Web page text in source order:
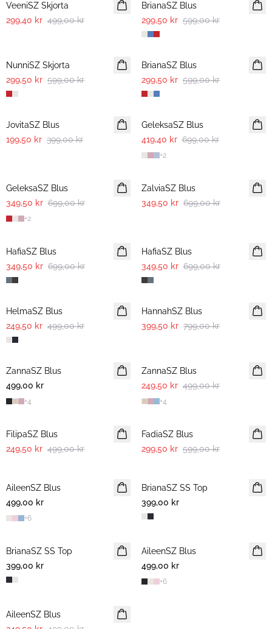
VeeniSZ Skjorta
299,40 kr 499,00 kr
BrianaSZ Blus
299,50 kr 599,00 kr
NunniSZ Skjorta
299,50 kr 599,00 kr
-50%
BrianaSZ Blus
299,50 kr 599,00 kr
-50%
JovitaSZ Blus
199,50 kr 399,00 kr
-40%
GeleksaSZ Blus
419,40 kr 699,00 kr
+2
GeleksaSZ Blus
349,50 kr 699,00 kr
+2
ZalviaSZ Blus
349,50 kr 699,00 kr
HafiaSZ Blus
349,50 kr 699,00 kr
HafiaSZ Blus
349,50 kr 699,00 kr
-50%
HelmaSZ Blus
249,50 kr 499,00 kr
-50%
HannahSZ Blus
399,50 kr 799,00 kr
ZannaSZ Blus
499,00 kr
+4
ZannaSZ Blus
249,50 kr 499,00 kr
+4
FilipaSZ Blus
249,50 kr 499,00 kr
FadiaSZ Blus
299,50 kr 599,00 kr
AileenSZ Blus
499,00 kr
+6
BrianaSZ SS Top
399,00 kr
BrianaSZ SS Top
399,00 kr
AileenSZ Blus
499,00 kr
+6
AileenSZ Blus